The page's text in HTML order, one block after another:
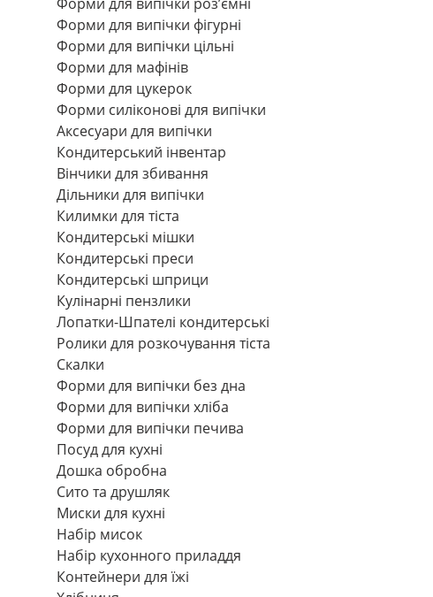
Форми для випічки фігурні
Форми для випічки цільні
Форми для мафінів
Форми для цукерок
Форми силіконові для випічки
Аксесуари для випічки
Кондитерський інвентар
Вінчики для збивання
Дільники для випічки
Килимки для тіста
Кондитерські мішки
Кондитерські преси
Кондитерські шприци
Кулінарні пензлики
Лопатки-Шпателі кондитерські
Ролики для розкочування тіста
Скалки
Форми для випічки без дна
Форми для випічки хліба
Форми для випічки печива
Посуд для кухні
Дошка обробна
Сито та друшляк
Миски для кухні
Набір мисок
Набір кухонного приладдя
Контейнери для їжі